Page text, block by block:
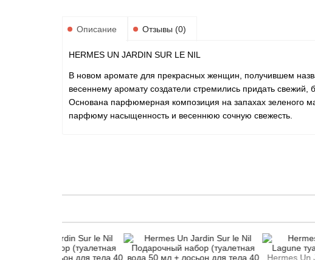
Описание Отзывы (0)
HERMES UN JARDIN SUR LE NIL
В новом аромате для прекрасных женщин, получившем
весеннему аромату создатели стремились придать свежий,
Основана парфюмерная композиция на запахах зеленого
парфюму насыщенность и весеннюю сочную свежесть.
Hermes Un Jardin Sur La